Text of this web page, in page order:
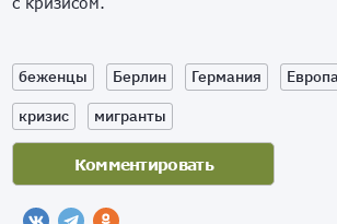
беженцы Берлин Германия
кризис
мигранты